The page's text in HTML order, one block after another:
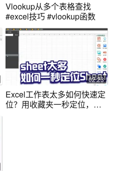
Vlookup从多个表格查找
#excel技巧 #vlookup函数
02:23
Excel工作表太多如何快速定
位？用收藏夹一秒定位，快